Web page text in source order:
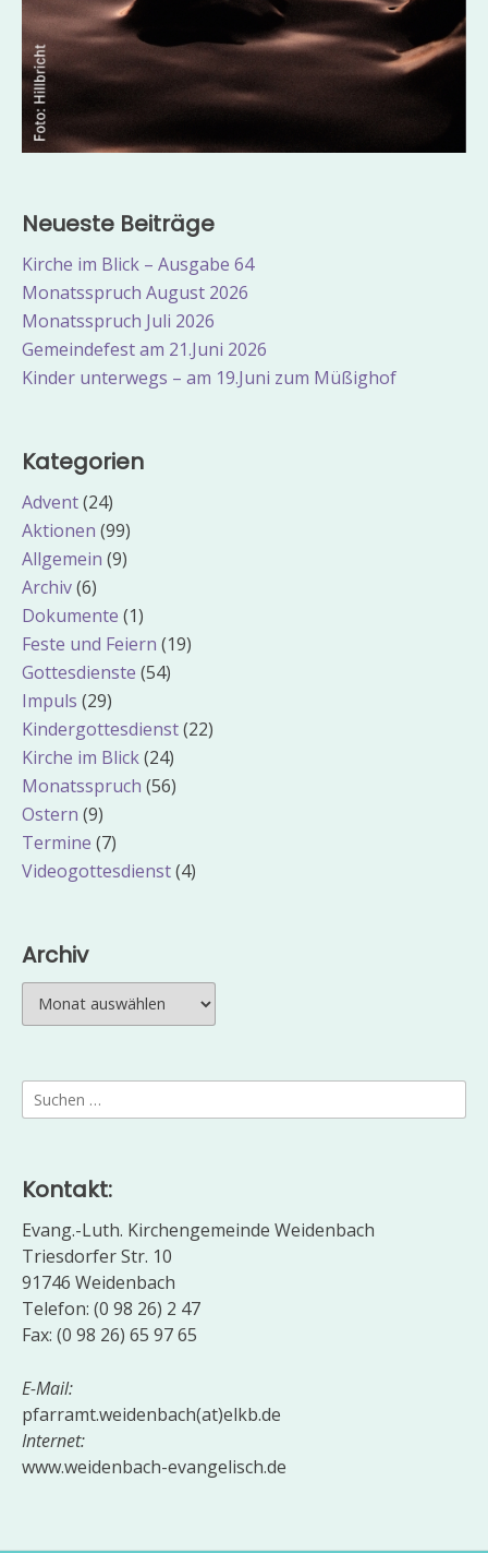
Neueste Beiträge
Kirche im Blick – Ausgabe 64
Monatsspruch August 2026
Monatsspruch Juli 2026
Gemeindefest am 21.Juni 2026
Kinder unterwegs – am 19.Juni zum Müßighof
Kategorien
Advent(24)
Aktionen (99)
Allgemein (9)
Archiv(6)
Dokumente (1)
Feste und Feiern (19)
Gottesdienste (54)
Impuls (29)
Kindergottesdienst(22)
Kirche im Blick(24)
Monatsspruch (56)
Ostern (9)
Termine (7)
Videogottesdienst(4)
Archiv
Archiv
Suchen
nach:
Kontakt:
Evang.-Luth. Kirchengemeinde Weidenbach
Triesdorfer Str. 10
91746 Weidenbach
Telefon: (0 98 26) 2 47
Fax: (0 98 26) 65 97 65
E-Mail:
pfarramt.weidenbach(at)elkb.de
Internet:
www.weidenbach-evangelisch.de